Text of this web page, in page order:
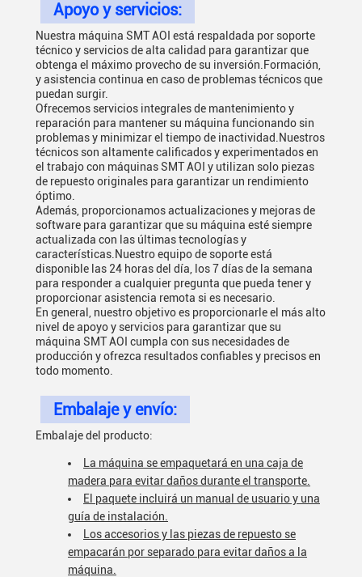
Apoyo y servicios:
Nuestra máquina SMT AOI está respaldada por soporte
técnico y servicios de alta calidad para garantizar que
obtenga el máximo provecho de su inversión.Formación,
y asistencia continua en caso de problemas técnicos que
puedan surgir.
Ofrecemos servicios integrales de mantenimiento y
reparación para mantener su máquina funcionando sin
problemas y minimizar el tiempo de inactividad.Nuestros
técnicos son altamente calificados y experimentados en
el trabajo con máquinas SMT AOI y utilizan solo piezas
de repuesto originales para garantizar un rendimiento
óptimo.
Además, proporcionamos actualizaciones y mejoras de
software para garantizar que su máquina esté siempre
actualizada con las últimas tecnologías y
características.Nuestro equipo de soporte está
disponible las 24 horas del día, los 7 días de la semana
para responder a cualquier pregunta que pueda tener y
proporcionar asistencia remota si es necesario.
En general, nuestro objetivo es proporcionarle el más alto
nivel de apoyo y servicios para garantizar que su
máquina SMT AOI cumpla con sus necesidades de
producción y ofrezca resultados confiables y precisos en
todo momento.
Embalaje y envío:
Embalaje del producto:
La máquina se empaquetará en una caja de
madera para evitar daños durante el transporte.
El paquete incluirá un manual de usuario y una
guía de instalación.
Los accesorios y las piezas de repuesto se
empacarán por separado para evitar daños a la
máquina.